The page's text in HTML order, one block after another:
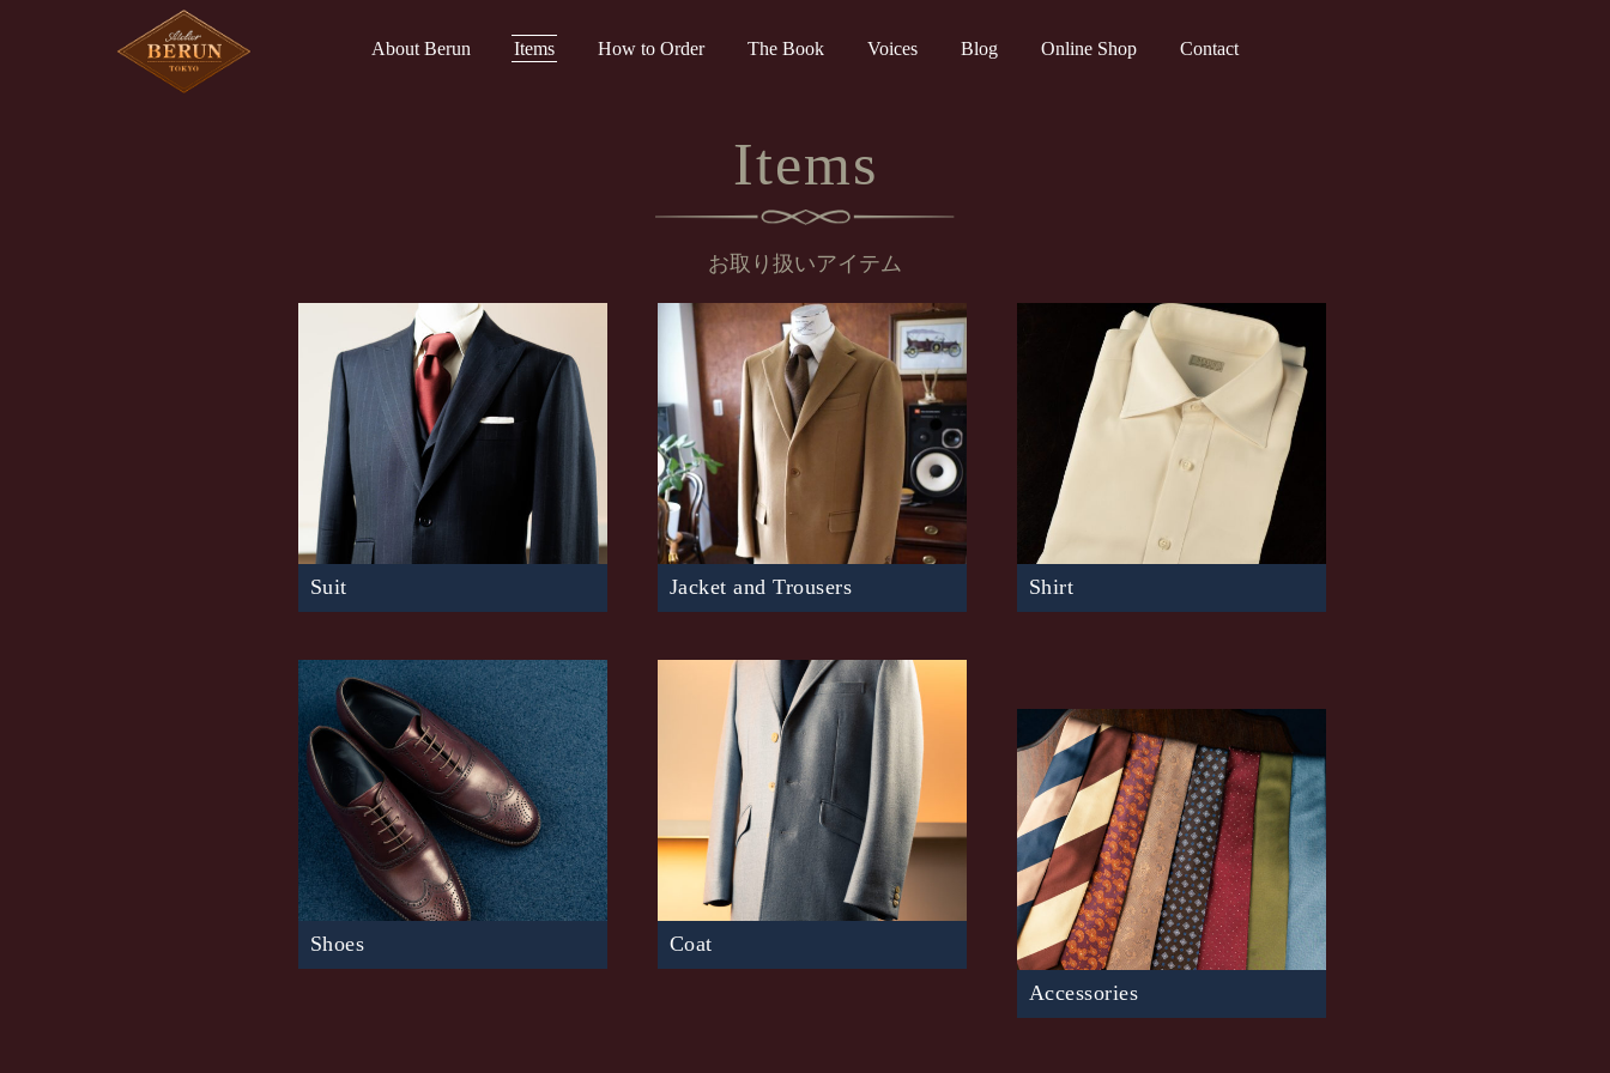
About Berun Items How to Order The Book Voices Blog Online Shop Contact
Items
お取り扱いアイテム
Suit
スーツの基本であるスリーピース・スー
ツがBERUNのスタイルです。英国の生
地を主に取り揃え、すべての行程を国内
の職人によって縫製
More
Jacket and Trousers
カジュアル化してきている昨今、街でジ
ャケットスタイルを見かけることは増え
ましたが、スーツよりも着こなしが複雑
なため、正しい着こなしができている人
More
Shirt
です。 細部にまでこだわった職人の腕が
光る
More
Shoes Coat
More
Accessories